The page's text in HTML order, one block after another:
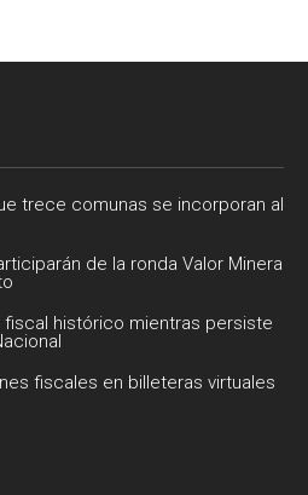
trece comunas se incorporan al
de la ronda Valor Minera
fiscal histórico mientras persiste
fiscales en billeteras virtuales